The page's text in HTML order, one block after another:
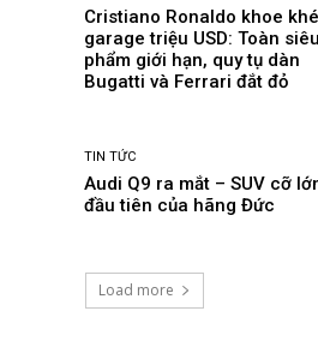
Cristiano Ronaldo khoe
garage triệu USD: Toàn siêu
phẩm giới hạn, quy tụ dàn
Bugatti và Ferrari đắt đỏ
TIN TỨC
Audi Q9 ra mắt – SUV cỡ
đầu tiên của hãng Đức
Load more